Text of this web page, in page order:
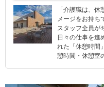
「介護職は、
メージをお持ち
スタッフ全員が
日々の仕事を進
れた「休憩時間
憩時間・休憩室